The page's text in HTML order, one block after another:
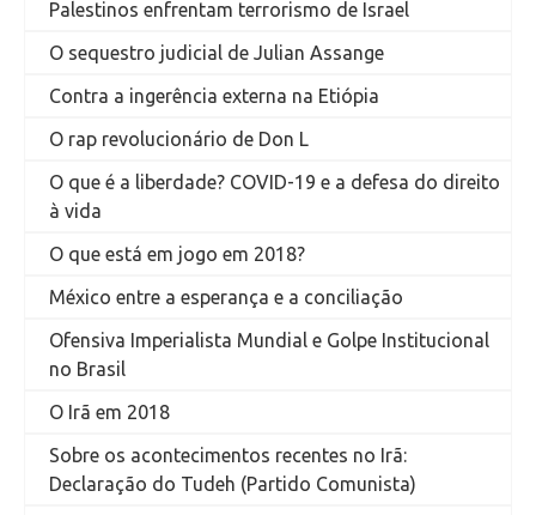
Palestinos enfrentam terrorismo de Israel
O sequestro judicial de Julian Assange
Contra a ingerência externa na Etiópia
O rap revolucionário de Don L
O que é a liberdade? COVID-19 e a defesa do direito
à vida
O que está em jogo em 2018?
México entre a esperança e a conciliação
Ofensiva Imperialista Mundial e Golpe Institucional
no Brasil
O Irã em 2018
Sobre os acontecimentos recentes no Irã:
Declaração do Tudeh (Partido Comunista)